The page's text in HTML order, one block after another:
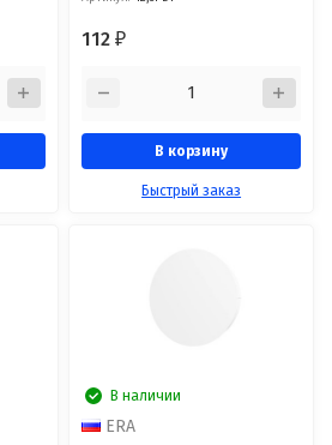
112₽
В корзину
Быстрый заказ
В наличии
ERA